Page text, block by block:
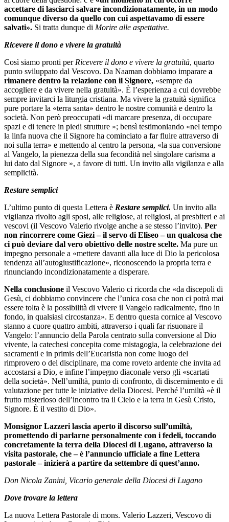
accettare di lasciarci salvare incondizionatamente, in un modo
comunque diverso da quello con cui aspettavamo di essere
salvati». Si tratta dunque di Morire alle aspettative.
Ricevere il dono e vivere la gratuità
Così siamo pronti per Ricevere il dono e vivere la gratuità, quarto
punto sviluppato dal Vescovo. Da Naaman dobbiamo imparare a
rimanere dentro la relazione con il Signore, «sempre da
accogliere e da vivere nella gratuità». È l’esperienza a cui dovrebbe
sempre invitarci la liturgia cristiana. Ma vivere la gratuità significa
pure portare la «terra santa» dentro le nostre comunità e dentro la
società. Non però preoccupati «di marcare presenza, di occupare
spazi e di tenere in piedi strutture »; bensì testimoniando «nel tempo
la linfa nuova che il Signore ha cominciato a far fluire attraverso di
noi sulla terra» e mettendo al centro la persona, «la sua conversione
al Vangelo, la pienezza della sua fecondità nel singolare carisma a
lui dato dal Signore », a favore di tutti. Un invito alla vigilanza e alla
semplicità.
Restare semplici
L’ultimo punto di questa Lettera è Restare semplici. Un invito alla
vigilanza rivolto agli sposi, alle religiose, ai religiosi, ai presbiteri e ai
vescovi (il Vescovo Valerio rivolge anche a se stesso l’invito). Per
non rincorrere come Giezi – il servo di Eliseo – un qualcosa che
ci può deviare dal vero obiettivo delle nostre scelte. Ma pure un
impegno personale a «mettere davanti alla luce di Dio la pericolosa
tendenza all’autogiustificazione», riconoscendo la propria terra e
rinunciando incondizionatamente a disperare.
Nella conclusione il Vescovo Valerio ci ricorda che «da discepoli di
Gesù, ci dobbiamo convincere che l’unica cosa che non ci potrà mai
essere tolta è la possibilità di vivere il Vangelo radicalmente, fino in
fondo, in qualsiasi circostanza». E dentro questa cornice al Vescovo
stanno a cuore quattro ambiti, attraverso i quali far risuonare il
Vangelo: l’annuncio della Parola centrato sulla conversione al Dio
vivente, la catechesi concepita come mistagogia, la celebrazione dei
sacramenti e in primis dell’Eucaristia non come luogo del
rimprovero o del disciplinare, ma come roveto ardente che invita ad
accostarsi a Dio, e infine l’impegno diaconale verso gli «scartati
della società». Nell’umiltà, punto di confronto, di discernimento e di
valutazione per tutte le iniziative della Diocesi. Perché l’umiltà «è il
frutto misterioso dell’incontro tra il Cielo e la terra in Gesù Cristo,
Signore. È il vestito di Dio».
Monsignor Lazzeri lascia aperto il discorso sull’umiltà,
promettendo di parlarne personalmente con i fedeli, toccando
concretamente la terra della Diocesi di Lugano, attraverso la
visita pastorale, che – è l’annuncio ufficiale a fine Lettera
pastorale – inizierà a partire da settembre di quest’anno.
Don Nicola Zanini, Vicario generale della Diocesi di Lugano
Dove trovare la lettera
La nuova Lettera Pastorale di mons. Valerio Lazzeri, Vescovo di